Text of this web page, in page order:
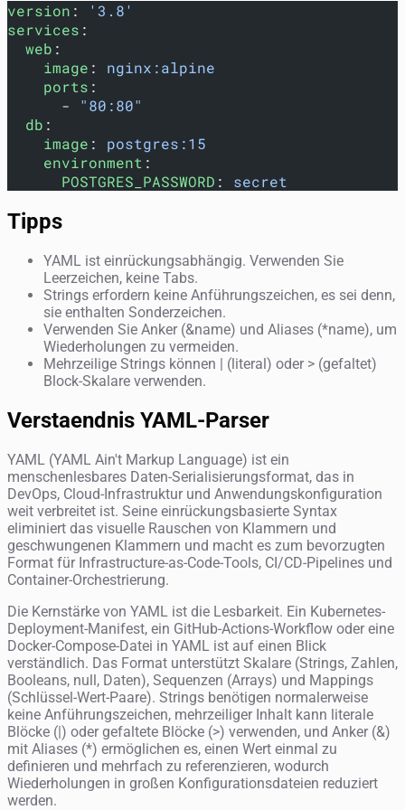
version :
'3.8'
services :
  web
:
    image
: nginx:alpine
    ports
:
      -
"80:80"
  db
:
    image
: postgres:15
    environment
:
      POSTGRES_PASSWORD
: secret
Tipps
YAML ist einrückungsabhängig. Verwenden Sie
Leerzeichen, keine Tabs.
Strings erfordern keine Anführungszeichen, es sei denn,
sie enthalten Sonderzeichen.
Verwenden Sie Anker (&name) und Aliases (*name), um
Wiederholungen zu vermeiden.
Mehrzeilige Strings können | (literal) oder > (gefaltet)
Block-Skalare verwenden.
Verstaendnis YAML-Parser
YAML (YAML Ain't Markup Language) ist ein
menschenlesbares Daten-Serialisierungsformat, das in
DevOps, Cloud-Infrastruktur und Anwendungskonfiguration
weit verbreitet ist. Seine einrückungsbasierte Syntax
eliminiert das visuelle Rauschen von Klammern und
geschwungenen Klammern und macht es zum bevorzugten
Format für Infrastructure-as-Code-Tools, CI/CD-Pipelines und
Container-Orchestrierung.
Die Kernstärke von YAML ist die Lesbarkeit. Ein Kubernetes-
Deployment-Manifest, ein GitHub-Actions-Workflow oder eine
Docker-Compose-Datei in YAML ist auf einen Blick
verständlich. Das Format unterstützt Skalare (Strings, Zahlen,
Booleans, null, Daten), Sequenzen (Arrays) und Mappings
(Schlüssel-Wert-Paare). Strings benötigen normalerweise
keine Anführungszeichen, mehrzeiliger Inhalt kann literale
Blöcke (|) oder gefaltete Blöcke (>) verwenden, und Anker (&)
mit Aliases (*) ermöglichen es, einen Wert einmal zu
definieren und mehrfach zu referenzieren, wodurch
Wiederholungen in großen Konfigurationsdateien reduziert
werden.